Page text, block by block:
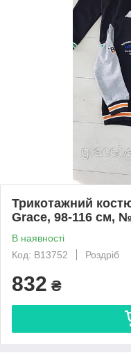
Трикотажний
Grace, 98-116 см,
В наявності
Код: B13752
Роздріб
832 ₴